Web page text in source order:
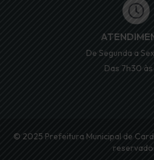
De Segunda a
Das 7h30 às
© 2025 Prefeitura Municipal de